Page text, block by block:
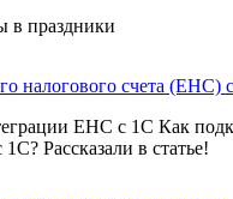
в праздники
налогового счета (ЕНС)
ЕНС с 1С Как
Рассказали в статье!